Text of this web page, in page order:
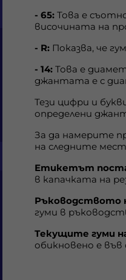
- 65: Това е
височината на
- R: Показва, че
- 14: Това е
джантата е с
Тези цифри и
определени
За да намерите
на следните
Етикетът
в капачката на
Ръководството
гуми в
Текущите гуми
обикновено е